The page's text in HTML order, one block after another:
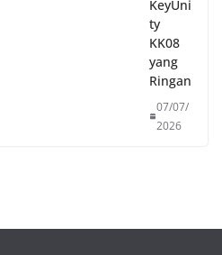
KeyUni
ty
KK08
yang
Ringan
07/07/
2026